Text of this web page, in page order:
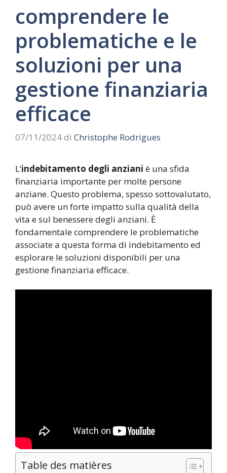
comprendere le
problematiche e le
soluzioni per una
gestione finanziaria
efficace
07/11/2024di Christophe Rodrigues
L’indebitamento degli anziani è una sfida
finanziaria importante per molte persone
anziane. Questo problema, spesso sottovalutato,
può avere un forte impatto sulla qualità della
vita e sul benessere degli anziani. È
fondamentale comprendere le problematiche
associate a questa forma di indebitamento ed
esplorare le soluzioni disponibili per una
gestione finanziaria efficace.
Table des matières